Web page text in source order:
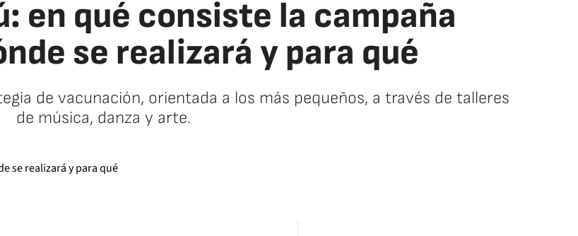
en qué consiste la campaña
se realizará y para qué
de vacunación, orientada a los más pequeños, a través de talleres
de música, danza y arte.